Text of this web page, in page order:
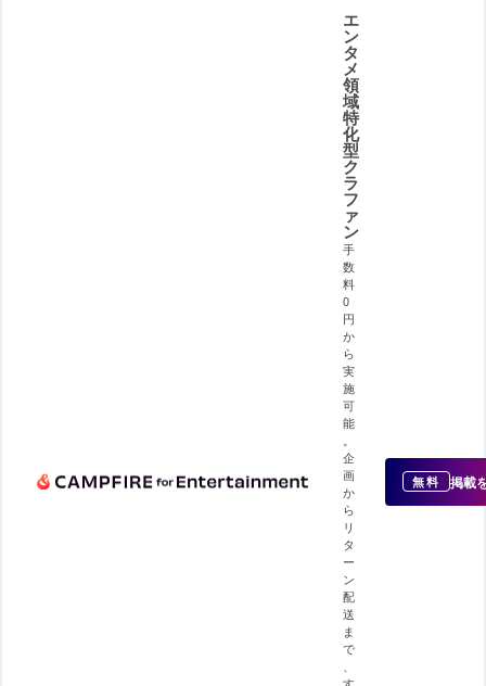
エ
ン
タ
メ
領
域
特
化
型
ク
ラ
フ
ァ
ン
手
数
料
0
円
か
ら
実
施
可
能
企
画
か
ら
リ
タ
ー
ン
配
送
ま
で
す
無料 掲載